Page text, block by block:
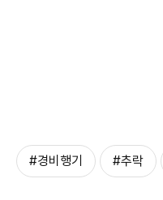
#경비행기 #추락